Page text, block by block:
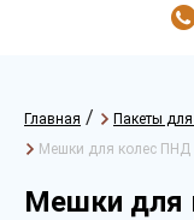
Главная / Пакеты
Мешки для колес
Мешки для